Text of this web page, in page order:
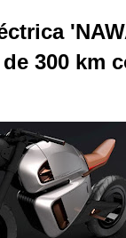
300 km